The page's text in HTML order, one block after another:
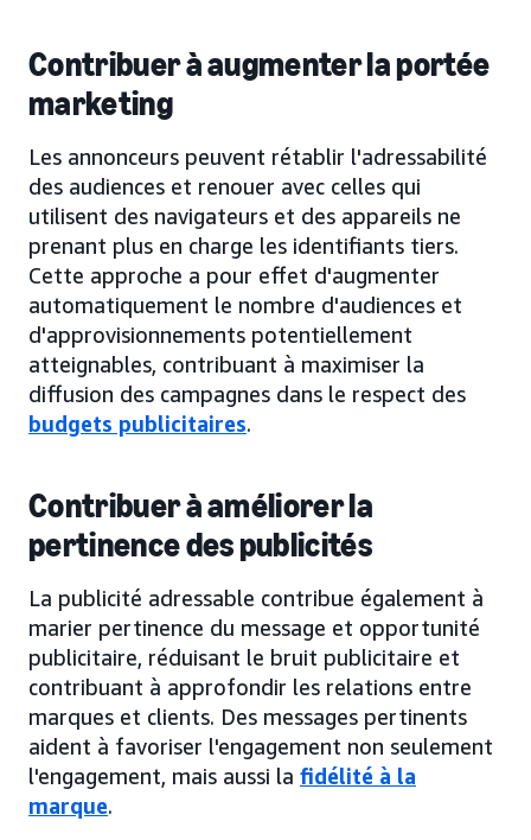
Contribuer à augmenter la portée
marketing
Les annonceurs peuvent rétablir l'adressabilité
des audiences et renouer avec celles qui
utilisent des navigateurs et des appareils ne
prenant plus en charge les identifiants tiers.
Cette approche a pour effet d'augmenter
automatiquement le nombre d'audiences et
d'approvisionnements potentiellement
atteignables, contribuant à maximiser la
diffusion des campagnes dans le respect des
budgets publicitaires.
Contribuer à améliorer la
pertinence des publicités
La publicité adressable contribue également à
marier pertinence du message et opportunité
publicitaire, réduisant le bruit publicitaire et
contribuant à approfondir les relations entre
marques et clients. Des messages pertinents
aident à favoriser l'engagement non seulement
l'engagement, mais aussi la fidélité à la
marque.